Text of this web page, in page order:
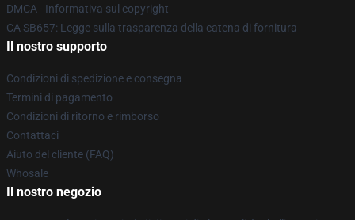
DMCA - Informativa sul copyright
CA SB657: Legge sulla trasparenza della catena di fornitura
Il nostro supporto
Condizioni di spedizione e consegna
Termini di pagamento
Condizioni di ritorno e rimborso
Contattaci
Aiuto del cliente (FAQ)
Whosale
Il nostro negozio